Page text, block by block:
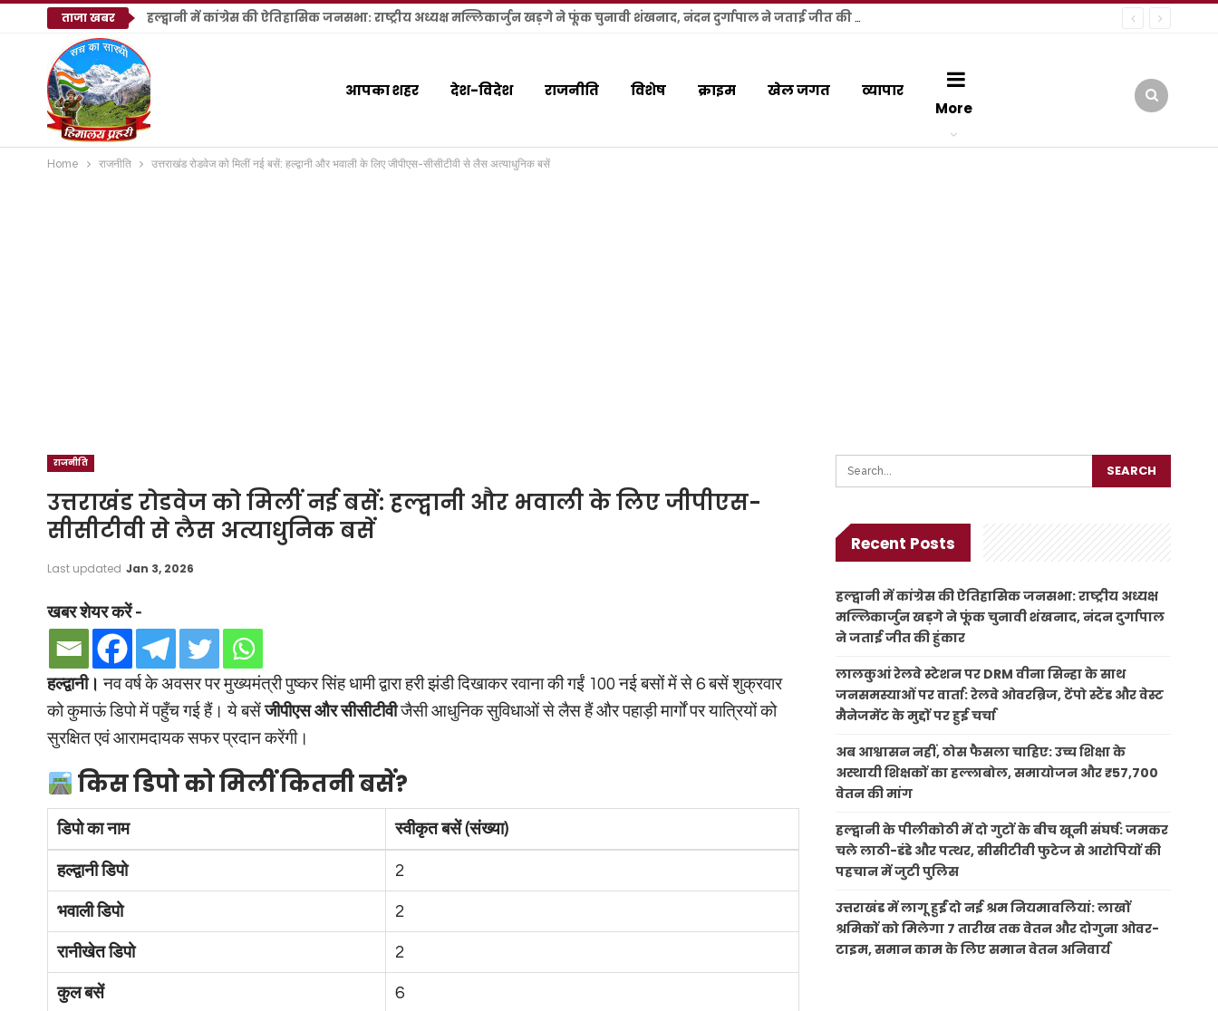
ताजा खबर हल्द्वानी में कांग्रेस की ऐतिहासिक जनसभा: राष्ट्रीय अध्यक्ष मल्लिकार्जुन खड़गे ने फूंक चुनावी शंखनाद, नंदन दुर्गापाल ने जताई जीत की हुंकार
आपका शहर देश-विदेश राजनीति विशेष क्राइम खेल जगत
व्यापार
More
Home राजनीति उत्तराखंड रोडवेज को मिलीं नई बसें: हल्द्वानी और भवाली के लिए जीपीएस-सीसीटीवी से लैस अत्याधुनिक बसें
राजनीति
उत्तराखंड रोडवेज को मिलीं नई बसें: हल्द्वानी और भवाली के लिए जीपीएस-
सीसीटीवी से लैस अत्याधुनिक बसें
Last updated Jan 3, 2026
खबर शेयर करें -
हल्द्वानी। नव वर्ष के अवसर पर मुख्यमंत्री पुष्कर सिंह धामी द्वारा हरी झंडी दिखाकर रवाना की गईं 100 नई बसों में से 6 बसें शुक्रवार
को कुमाऊं डिपो में पहुँच गई हैं। ये बसेंजीपीएस और सीसीटीवीजैसी आधुनिक सुविधाओं से लैस हैं और पहाड़ी मार्गों पर यात्रियों को
सुरक्षित एवं आरामदायक सफर प्रदान करेंगी।
किस डिपो को मिलीं कितनी बसें?
डिपो का नाम स्वीकृत बसें (संख्या)
हल्द्वानी डिपो 2
भवाली डिपो 2
रानीखेत डिपो 2
कुल बसें 6
Recent Posts
हल्द्वानी में कांग्रेस की ऐतिहासिक जनसभा: राष्ट्रीय अध्यक्ष
मल्लिकार्जुन खड़गे ने फूंक चुनावी शंखनाद, नंदन दुर्गापाल
ने जताई जीत की हुंकार
लालकुआं रेलवे स्टेशन पर DRM वीना सिन्हा के साथ
जनसमस्याओं पर वार्ता: रेलवे ओवरब्रिज, टेंपो स्टैंड और वेस्ट
मैनेजमेंट के मुद्दों पर हुई चर्चा
अब आश्वासन नहीं, ठोस फैसला चाहिए: उच्च शिक्षा के
अस्थायी शिक्षकों का हल्लाबोल, समायोजन और ₹57,700
वेतन की मांग
हल्द्वानी के पीलीकोठी में दो गुटों के बीच खूनी संघर्ष: जमकर
चले लाठी-डंडे और पत्थर, सीसीटीवी फुटेज से आरोपियों की
पहचान में जुटी पुलिस
उत्तराखंड में लागू हुईं दो नई श्रम नियमावलियां: लाखों
श्रमिकों को मिलेगा 7 तारीख तक वेतन और दोगुना ओवर-
टाइम, समान काम के लिए समान वेतन अनिवार्य